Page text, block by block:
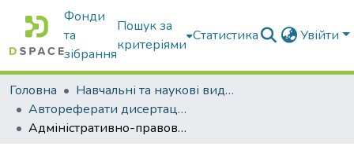
Фонди
та
зібрання
Пошук за
критеріями
Статистика Увійти
Головна
Навчальні та наукові видання
Автореферати дисертацій та дисертації
Адміністративно-правове забезпечення євроінтеграційних процесів в екологічній сфері України